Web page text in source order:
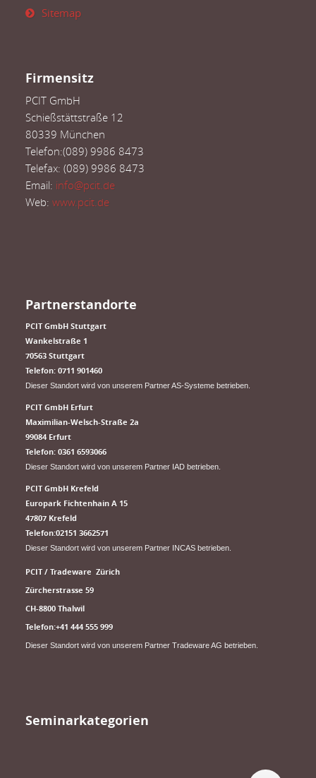
Sitemap
Firmensitz
PCIT GmbH
Schießstättstraße 12
80339 München
Telefon:(089) 9986 8473
Telefax: (089) 9986 8473
Email: info@pcit.de
Web:www.pcit.de
Partnerstandorte
PCIT GmbH Stuttgart
​Wankelstraße 1
70563 Stuttgart
Telefon: 0711 901460
Dieser Standort wird von unserem Partner AS-Systeme betrieben.
PCIT GmbH Erfurt
​Maximilian-Welsch-Straße 2a
99084 Erfurt
Telefon: 0361 6593066
Dieser Standort wird von unserem Partner IAD betrieben.
PCIT GmbH Krefeld
Europark Fichtenhain A 15
47807 Krefeld
Telefon:02151 3662571
Dieser Standort wird von unserem Partner INCAS betrieben.
PCIT / Tradeware Zürich
Zürcherstrasse 59
CH-8800 Thalwil
Telefon:+41 444 555 999
Dieser Standort wird von unserem Partner Tradeware AG betrieben.
Seminarkategorien